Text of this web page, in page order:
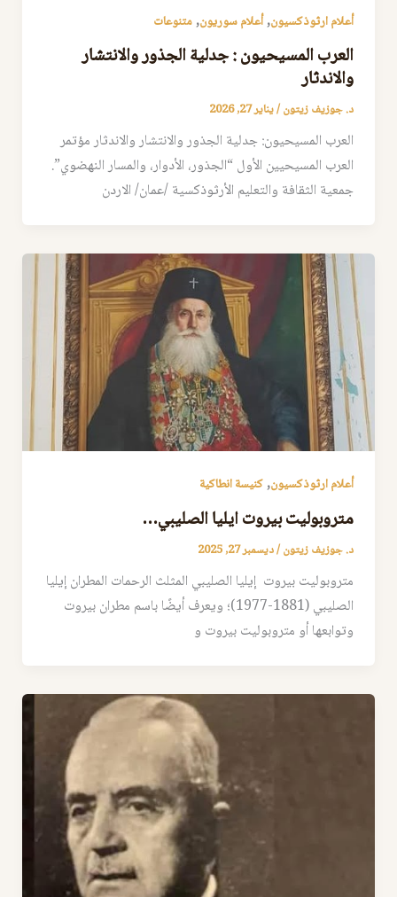
أعلام ارثوذكسيون,أعلام سوريون,متنوعات
العرب المسيحيون : جدلية الجذور والانتشار
والاندثار
د. جوزيف زيتون/يناير 27, 2026
العرب المسيحيون: جدلية الجذور والانتشار والاندثار مؤتمر
العرب المسيحيين الأول “الجذور، الأدوار، والمسار النهضوي”.
جمعية الثقافة والتعليم الأرثوذكسية /عمان/ الاردن
أعلام ارثوذكسيون,كنيسة انطاكية
متروبوليت بيروت ايليا الصليبي…
د. جوزيف زيتون/ديسمبر 27, 2025
متروبوليت بيروت إيليا الصليبي المثلث الرحمات المطران إيليا
الصليبي (1881-1977)؛ ويعرف أيضًا باسم مطران بيروت
وتوابعها أو متروبوليت بيروت و